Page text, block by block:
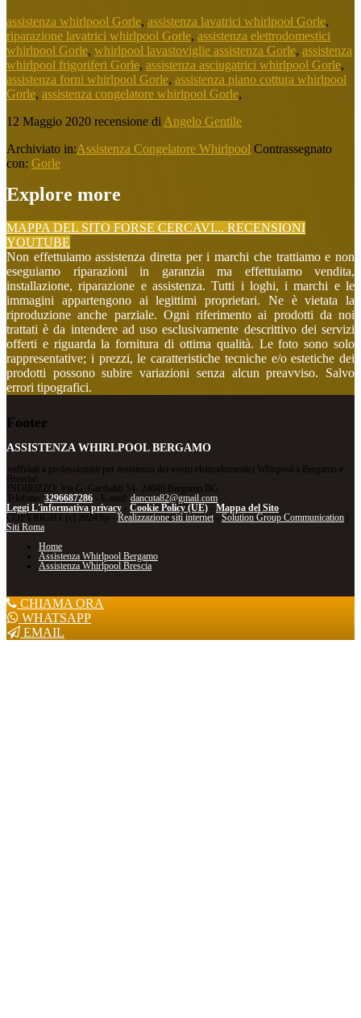
assistenza whirlpool Gorle, assistenza lavatrici whirlpool Gorle,
riparazione lavatrici whirlpool Gorle, assistenza elettrodomestici
whirlpool Gorle, whirlpool lavastoviglie assistenza Gorle, assistenza
whirlpool frigoriferi Gorle, assistenza asciugatrici whirlpool Gorle,
assistenza forni whirlpool Gorle, assistenza piano cottura whirlpool
Gorle, assistenza congelatore whirlpool Gorle,
12 Maggio 2020 recensione di Angelo Gentile
Archiviato in:Assistenza Congelatore Whirlpool Contrassegnato
con: Gorle
Explore more
MAPPA DEL SITO FORSE CERCAVI... RECENSIONI
YOUTUBE
Non effettuiamo assistenza diretta per i marchi che trattiamo e non
eseguiamo riparazioni in garanzia ma effettuiamo vendita,
installazione, riparazione e assistenza. Tutti i loghi, i marchi e le
immagini appartengono ai legittimi proprietari. Ne è vietata la
riproduzione anche parziale. Ogni riferimento ai prodotti da noi
trattati è da intendere ad uso esclusivamente descrittivo dei servizi
offerti e riguarda la fornitura di ottima qualità. Le foto sono solo
rappresentative; i prezzi, le caratteristiche tecniche e/o estetiche dei
prodotti possono subire variazioni senza alcun preavviso. Salvo
errori tipografici.
Footer
ASSISTENZA WHIRLPOOL BERGAMO
⭐affidati a professionisti per assistenza dei vostri elettrodomestici Whirpool a Bergamo e
Brescia!
INDIRIZZO: Via G. Garibaldi 54- 24046 Bergamo BG
Telefono: 3296687286 - E-mail: dancuta82@gmail.com
Leggi L'informativa privacy - Cookie Policy (UE) - Mappa del Sito
COPYRIGHT [c] 2024 by - Realizzazione siti internet- Solution Group Communication
Siti Roma
Home
Assistenza Whirlpool Bergamo
Assistenza Whirlpool Brescia
CHIAMA ORA
WHATSAPP
EMAIL